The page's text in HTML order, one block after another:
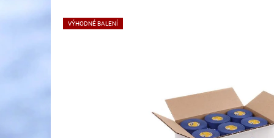
VÝHODNÉ BALENÍ